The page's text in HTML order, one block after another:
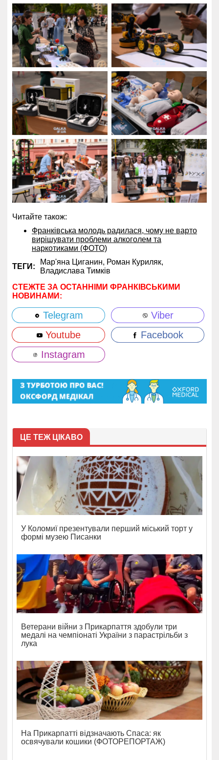
Читайте також:
Франківська молодь радилася, чому не варто
вирішувати проблеми алкоголем та
наркотиками (ФОТО)
ТЕГИ:
Мар'яна Циганин, Роман Куриляк,
Владислава Тимків
СТЕЖТЕ ЗА ОСТАННІМИ ФРАНКІВСЬКИМИ
НОВИНАМИ:
Telegram
Viber
Youtube
Facebook
Instagram
ЦЕ ТЕЖ ЦІКАВО
У Коломиї презентували перший міський торт у
формі музею Писанки
Ветерани війни з Прикарпаття здобули три
медалі на чемпіонаті України з парастрільби з
лука
На Прикарпатті відзначають Спаса: як
освячували кошики (ФОТОРЕПОРТАЖ)